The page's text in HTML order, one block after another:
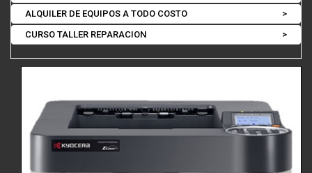
>
ALQUILER DE EQUIPOS A TODO COSTO
>
CURSO TALLER REPARACION